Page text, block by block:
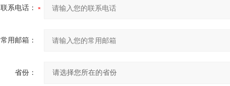
联系电话：
常用邮箱：
省份：